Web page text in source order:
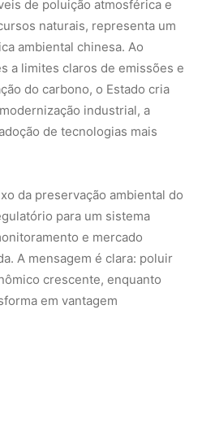
crescente, enquanto
em vantagem